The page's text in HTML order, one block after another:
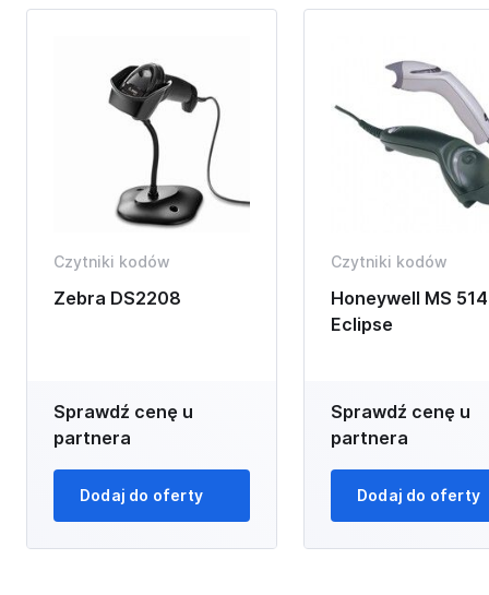
Czytniki kodów
Zebra DS2208
Sprawdź cenę u
partnera
Dodaj do oferty
Czytniki kodów
Honeywell MS
Eclipse
Sprawdź cenę u
partnera
Dodaj do oferty